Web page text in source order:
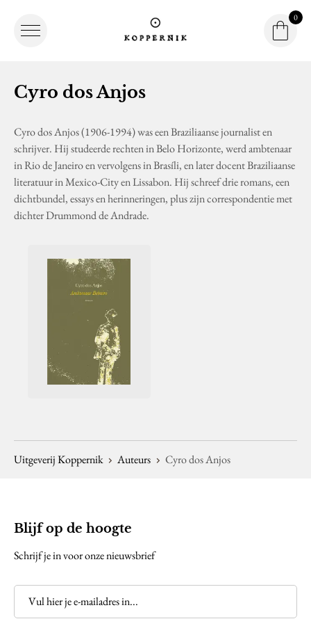
0
Cyro dos Anjos
Cyro dos Anjos (1906-1994) was een Braziliaanse journalist en
schrijver. Hij studeerde rechten in Belo Horizonte, werd ambtenaar
in Rio de Janeiro en vervolgens in Brasíli, en later docent Braziliaanse
literatuur in Mexico-City en Lissabon. Hij schreef drie romans, een
dichtbundel, essays en herinneringen, plus zijn correspondentie met
dichter Drummond de Andrade.
Uitgeverij Koppernik Auteurs Cyro dos Anjos
Blijf op de hoogte
Schrijf je in voor onze nieuwsbrief